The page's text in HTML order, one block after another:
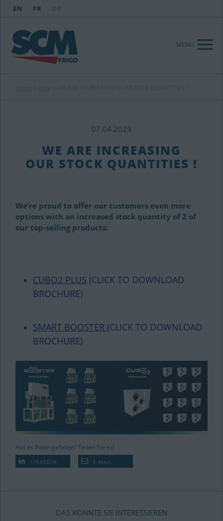
EN FR
MENU
07.04.2023
WE ARE INCREASING
OUR STOCK QUANTITIES !
We’re proud to offer our customers even more
options with an increased stock quantity of 2 of
our top-selling products:
CUBO2 PLUS (CLICK TO DOWNLOAD
BROCHURE)
SMART BOOSTER (CLICK TO DOWNLOAD
BROCHURE)
Hat es Ihnen gefallen? Teilen Sie es!
LINKEDIN E-MAIL
DAS KÖNNTE SIE INTERESSIEREN